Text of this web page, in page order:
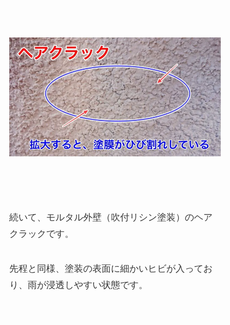
続いて、モルタル外壁（吹付リシン塗装）のヘア
クラックです。
先程と同様、塗装の表面に細かいヒビが入ってお
り、雨が浸透しやすい状態です。